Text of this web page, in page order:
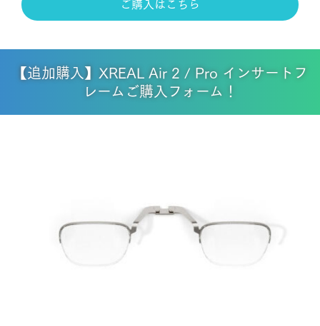
ご購入はこちら
【追加購入】XREAL Air 2 / Pro インサートフ
レームご購入フォーム！